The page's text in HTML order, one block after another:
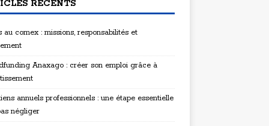
RÉCENTS
au comex : missions, responsabilités et
Anaxago : créer son emploi grâce à
annuels professionnels : une étape essentielle
négliger